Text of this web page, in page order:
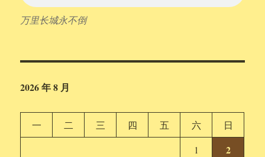
万里长城永不倒
2026 年 8 月
一 二 三 四 五 六
日
1
2